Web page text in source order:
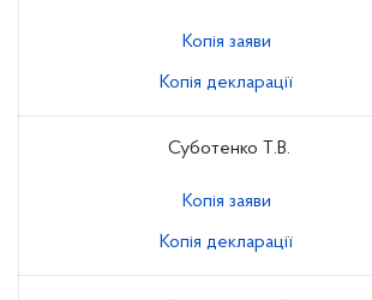
Копія заяви
Копія декларації
Суботенко Т.В.
Копія заяви
Копія декларації